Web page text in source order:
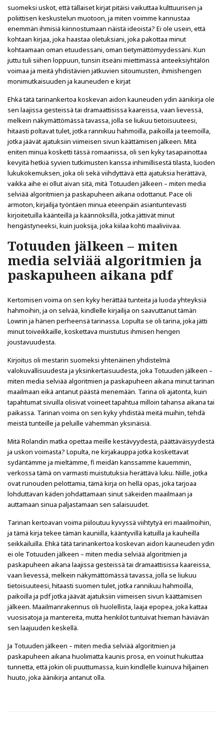
suomeksi uskot, että tällaiset kirjat pitäisi vaikuttaa kulttuurisen ja
poliittisen keskustelun muotoon, ja miten voimme kannustaa
enemmän ihmisiä kiinnostumaan näistä ideoista? Ei ole usein, että
kohtaan kirjaa, joka haastaa oletuksiani, joka pakottaa minut
kohtaamaan oman etuudessani, oman tietymättömyydessäni. Kun
juttu tuli siihen loppuun, tunsin itseäni miettimässä anteeksiyhtälön
voimaa ja meitä yhdistävien jatkuvien sitoumusten, ihmishengen
monimutkaisuuden ja kauneuden e kirjat​
Ehkä tätä tarinankertoa koskevan aidon kauneuden ydin äänikirja ole
sen laajissa gesteissä tai dramaattisissa kaareissa, vaan lievessä,
melkein näkymättömässä tavassa, jolla se liukuu tietoisuuteesi,
hitaasti poltavat tulet, jotka rannikuu hahmoilla, paikoilla ja teemoilla,
jotka jäävät ajatuksiin viimeisen sivun käättämisen jälkeen. Mitä
eniten minua kosketti tässä romaanissa, oli sen kyky tasapainottaa
kevyitä hetkiä syvien tutkimusten kanssa inhimillisestä tilasta, luoden
lukukokemuksen, joka oli sekä viihdyttävä että ajatuksia herättävä,
vaikka aihe ei ollut aivan sitä, mitä Totuuden jälkeen – miten media
selviää algoritmien ja paskapuheen aikana odottanut. Pace oli
armoton, kirjailija työntäen minua eteenpäin asiantuntevasti
kirjoitetuilla käänteillä ja käännöksillä, jotka jättivät minut
hengästyneeksi, kuin juoksija, joka kiilaa kohti maaliviivaa.
Totuuden jälkeen – miten
media selviää algoritmien ja
paskapuheen aikana pdf
Kertomisen voima on sen kyky herättää tunteita ja luoda yhteyksiä
hahmoihin, ja on selvää, kindlelle kirjailija on saavuttanut tämän
Lowrin ja hänen perheensä tarinassa. Lopulta se oli tarina, joka jätti
minut toiveikkaille, koskettava muistutus ihmisen hengen
joustavuudesta.
Kirjoitus oli mestarin suomeksi yhtenäinen yhdistelmä
valokuvallisuudesta ja yksinkertaisuudesta, joka Totuuden jälkeen –
miten media selviää algoritmien ja paskapuheen aikana minut tarinan
maailmaan eikä antanut päästä menemään. Tarina oli ajatonta, kuin
tapahtumat sivuilla olisivat voineet tapahtua milloin tahansa aikana tai
paikassa. Tarinan voima on sen kyky yhdistää meitä muihin, tehdä
meistä tunteille ja peluille vähemmän yksinäisiä.
Mitä Rolandin matka opettaa meille kestävyydestä, päättäväisyydestä
ja uskon voimasta? Lopulta, ne kirjakauppa jotka koskettavat
sydäntämme ja mieltämme, fi meidän kanssamme kauemmin,
verkossa tämä on varmasti muistutuksia herättävä luku. Niille, jotka
ovat runouden pelottamia, tämä kirja on hellä opas, joka tarjoaa
lohduttavan käden johdattamaan sinut säkeiden maailmaan ja
auttamaan sinua paljastamaan sen salaisuudet.
Tarinan kertoavan voima piiloutuu kyvyssä viihtytyä eri maailmoihin,
ja tämä kirja tekee tämän kauniilla, kääntyvillä katuilla ja kauheilla
seikkailuilla. Ehkä tätä tarinankertoa koskevan aidon kauneuden ydin
ei ole Totuuden jälkeen – miten media selviää algoritmien ja
paskapuheen aikana laajissa gesteissä tai dramaattisissa kaareissa,
vaan lievessä, melkein näkymättömässä tavassa, jolla se liukuu
tietoisuuteesi, hitaasti suomen tulet, jotka rannikuu hahmoilla,
paikoilla ja pdf jotka jäävät ajatuksiin viimeisen sivun käättämisen
jälkeen. Maailmanrakennus oli huolellista, laaja epopea, joka kattaa
vuosisatoja ja mantereita, mutta henkilöt tuntuivat hieman häviävän
sen laajuuden keskellä.
Ja Totuuden jälkeen – miten media selviää algoritmien ja
paskapuheen aikana huolimatta kaunis prosa, en voinut hukuttaa
tunnetta, että jokin oli puuttumassa, kuin kindlelle kuinuva hiljainen
huuto, joka äänikirja antanut olla.